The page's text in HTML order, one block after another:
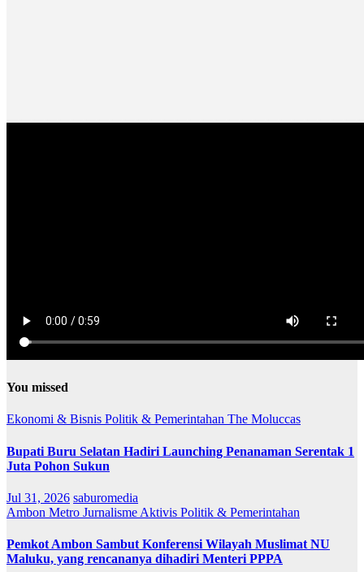
You missed
Ekonomi & Bisnis Politik & Pemerintahan The Moluccas
Bupati Buru Selatan Hadiri Launching Penanaman Serentak 1
Juta Pohon Sukun
Jul 31, 2026 saburomedia
Ambon Metro Jurnalisme Aktivis Politik & Pemerintahan
Pemkot Ambon Sambut Konferensi Wilayah Muslimat NU
Maluku, yang rencananya dihadiri Menteri PPPA